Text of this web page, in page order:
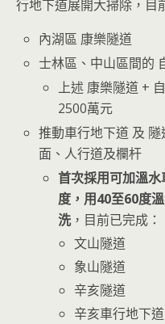
行地下道展開大掃除，目
內湖區 康樂隧道
士林區、中山區間的
上述 康樂隧道 +
2500萬元
推動車行地下道 及
面、人行道及欄杆
首次採用可加溫
度，用40至60度
洗，目前已完成：
文山隧道
象山隧道
辛亥隧道
辛亥車行地下道